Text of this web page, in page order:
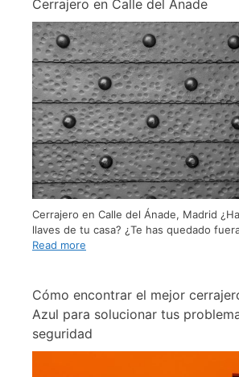
Cerrajero en Calle del Ánade
Cerrajero en Calle del Ánade, Madrid
llaves de tu casa? ¿Te has quedado
Read more
Cómo encontrar el mejor
Azul para solucionar tus
seguridad